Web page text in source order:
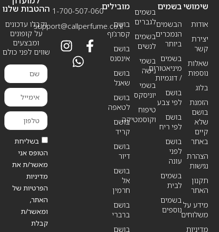
שימושי
אודות
יצירת
קשר
שאלות
נוספות
בלוג
הזמנת
בושם
שלא
קיים
באתר
הצהרת
נגישות
תקנון
האתר
מידע על
משלוחים
מדיניות
בשמים
לגברים
בשמים
לנשים
בשמי
נישה
בשמי
יוניסקס
טיפוח
וקוסמטיקה
בשמים
הבשמים
הנמכרים
ביותר
בשמים
מיניאטורים
/ דוגמיות
בושם
לפי צבע
בושם
לפי ריח
בושם
לפני
עונה
בשמים
לבית
בשמים
נוספים
מובילים
בושם
קסרג’וף
בושם
אינסנס
בושם
שאנל
בושם
לטאפה
בושם
קריד
בושם
דיור
בושם
אל
חרמין
בושם
ברברי
בושם
1-700-507-060
support@callperfume.co.il
ההטבות שלנו
וקבלו עדכונים
על קופונים
ומבצעים
שווים לפני כולם
בשליחת
הטופס אני
מאשר/ת את
מדיניות
הפרטיות של
האתר,
ומאשר/ת
קבלת